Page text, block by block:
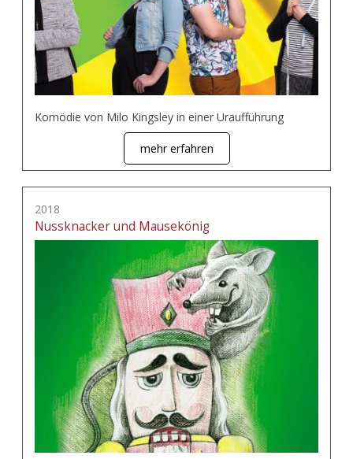
Komödie von Milo Kingsley in einer Uraufführung
mehr erfahren
2018
Nussknacker und Mausekönig